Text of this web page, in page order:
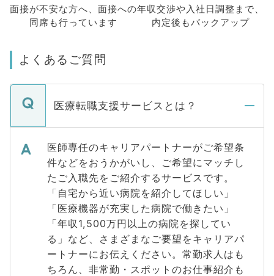
面接が不安な方へ、 面接への
同席も行っています
年収交渉や入社日調整まで、
内定後もバックアップ
よくあるご質問
医療転職支援サービスとは？
医師専任のキャリアパートナーがご希望条
件などをおうかがいし、ご希望にマッチし
たご入職先をご紹介するサービスです。
「自宅から近い病院を紹介してほしい」
「医療機器が充実した病院で働きたい」
「年収1,500万円以上の病院を探してい
る」など、さまざまなご要望をキャリアパ
ートナーにお伝えください。常勤求人はも
ちろん、非常勤・スポットのお仕事紹介も